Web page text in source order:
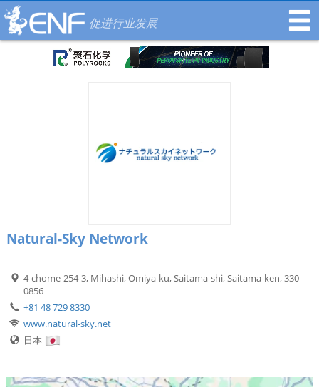
促进行业发展
Natural-Sky Network
4-chome-254-3, Mihashi, Omiya-ku, Saitama-shi, Saitama-ken, 330-
0856
+81 48 729 8330
www.natural-sky.net
日本